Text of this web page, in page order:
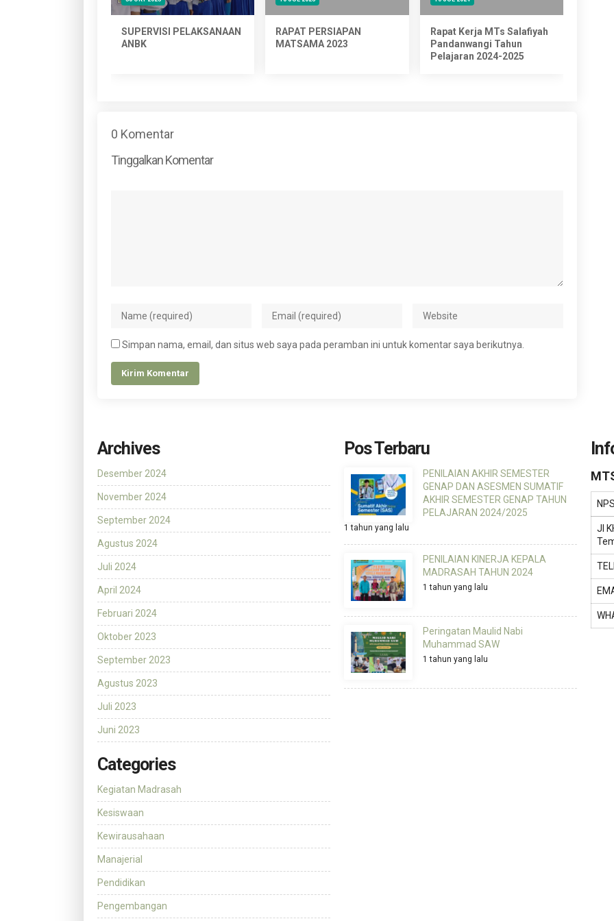
SUPERVISI PELAKSANAAN
ANBK
RAPAT PERSIAPAN
MATSAMA 2023
Rapat Kerja MTs Salafiyah
Pandanwangi Tahun
Pelajaran 2024-2025
0 Komentar
Tinggalkan Komentar
Simpan nama, email, dan situs web saya pada peramban ini untuk komentar saya berikutnya.
Archives
Desember 2024
November 2024
September 2024
Agustus 2024
Juli 2024
April 2024
Februari 2024
Oktober 2023
September 2023
Agustus 2023
Juli 2023
Juni 2023
Categories
Kegiatan Madrasah
Kesiswaan
Kewirausahaan
Manajerial
Pendidikan
Pengembangan
Pos Terbaru
PENILAIAN AKHIR SEMESTER
GENAP DAN ASESMEN SUMATIF
AKHIR SEMESTER GENAP TAHUN
PELAJARAN 2024/2025
1 tahun yang lalu
PENILAIAN KINERJA KEPALA
MADRASAH TAHUN 2024
1 tahun yang lalu
Peringatan Maulid Nabi
Muhammad SAW
1 tahun yang lalu
Jl